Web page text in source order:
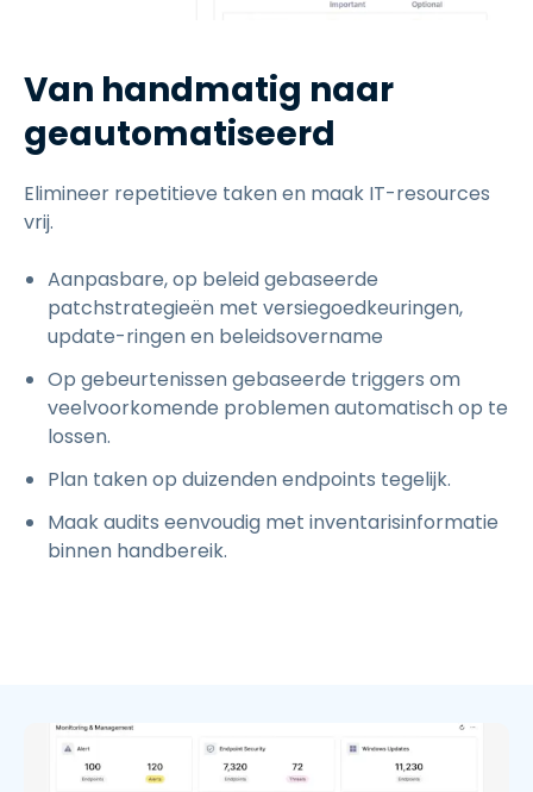
Van handmatig naar
geautomatiseerd
Elimineer repetitieve taken en maak IT-resources
vrij.
Aanpasbare, op beleid gebaseerde
patchstrategieën met versiegoedkeuringen,
update-ringen en beleidsovername
Op gebeurtenissen gebaseerde triggers om
veelvoorkomende problemen automatisch op te
lossen.
Plan taken op duizenden endpoints tegelijk.
Maak audits eenvoudig met inventarisinformatie
binnen handbereik.